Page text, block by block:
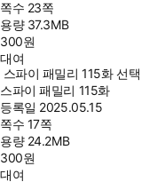
쪽수 23쪽
용량 37.3MB
300원
대여
스파이 패밀리 115화 선택
스파이 패밀리 115화
등록일 2025.05.15
쪽수 17쪽
용량 24.2MB
300원
대여